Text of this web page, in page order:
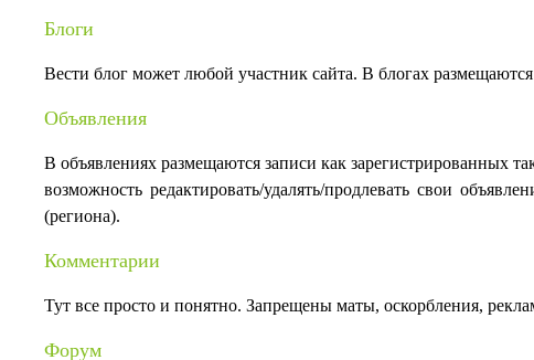
Блоги
Вести блог может любой участник сайта. В блогах
Объявления
В объявлениях размещаются записи как зарегистрированных
возможность редактировать/удалять/продлевать свои
(региона).
Комментарии
Тут все просто и понятно. Запрещены маты, оскорбления,
Форум